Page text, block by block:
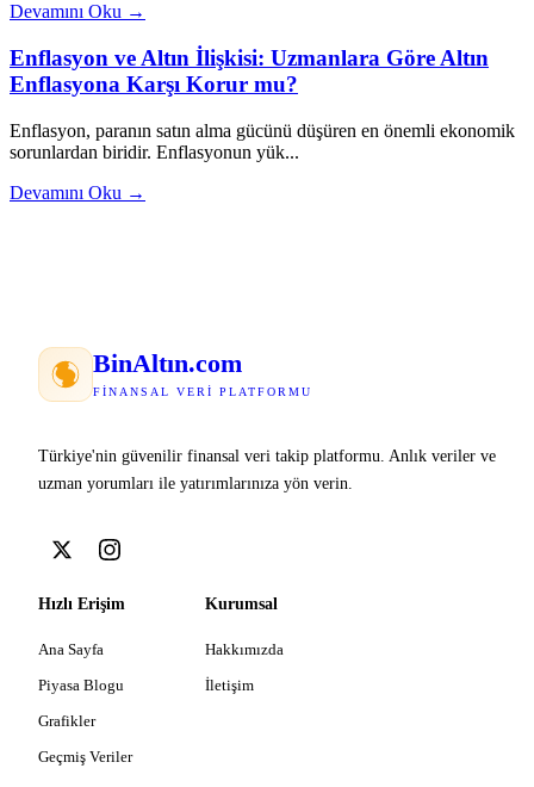
Devamını Oku →
Enflasyon ve Altın İlişkisi: Uzmanlara Göre Altın
Enflasyona Karşı Korur mu?
Enflasyon, paranın satın alma gücünü düşüren en önemli ekonomik
sorunlardan biridir. Enflasyonun yük...
Devamını Oku →
BinAltın.com
FINANSAL VERI PLATFORMU
Türkiye'nin güvenilir finansal veri takip platformu. Anlık veriler ve
uzman yorumları ile yatırımlarınıza yön verin.
Hızlı Erişim
Ana Sayfa
Piyasa Blogu
Grafikler
Geçmiş Veriler
Kurumsal
Hakkımızda
İletişim